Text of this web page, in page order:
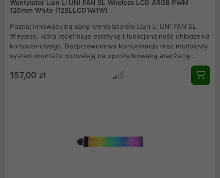
Wentylator Lian Li UNI FAN SL Wireless LCD ARGB PWM
120mm White (12SLLCD1W1W)
Poznaj innowacyjną serię wentylatorów Lian Li UNI FAN SL
Wireless, która redefiniuje estetykę i funkcjonalność chłodzenia
komputerowego. Bezprzewodowa komunikacja oraz modułowy
system montażu pozwalają na uporządkowaną aranżację
Dzięki zaawansowanej personalizacji RGB, seria SL Wireless
idealnie wpisuje się w potrzeby użytkowników poszukujących
157,00 zł